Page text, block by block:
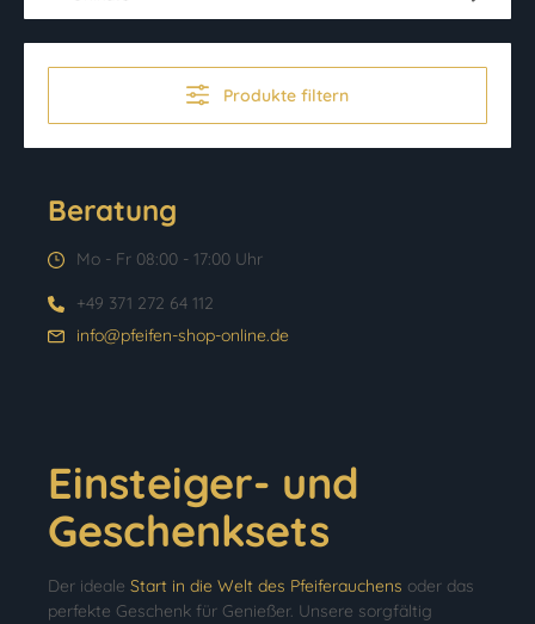
Produkte filtern
Beratung
Mo - Fr 08:00 - 17:00 Uhr
+49 371 272 64 112
info@pfeifen-shop-online.de
Einsteiger- und
Geschenksets
Der ideale Start in die Welt des Pfeiferauchens oder das
perfekte Geschenk für Genießer. Unsere sorgfältig